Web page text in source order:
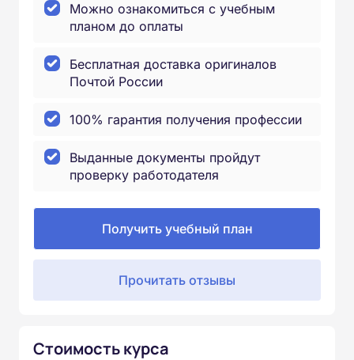
Можно ознакомиться с учебным
планом до оплаты
Бесплатная доставка оригиналов
Почтой России
100% гарантия получения профессии
Выданные документы пройдут
проверку работодателя
Получить учебный план
Прочитать отзывы
Стоимость курса